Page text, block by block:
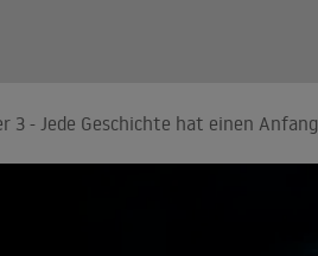
3 - Jede Geschichte hat einen Anfang